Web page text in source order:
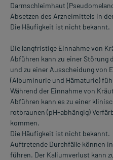
Darmschleimhaut
Absetzen des Arzneimittels in
Die Häufigkeit ist nicht bekannt.
Die langfristige Einnahme von
Abführen kann zu einer Störung
und zu einer Ausscheidung von
(Albuminurie und Hämaturie)
Während der Einnahme von
Abführen kann es zu einer
rotbraunen (pH-abhängig)
kommen.
Die Häufigkeit ist nicht bekannt.
Auftretende Durchfälle können
führen. Der Kaliumverlust kann